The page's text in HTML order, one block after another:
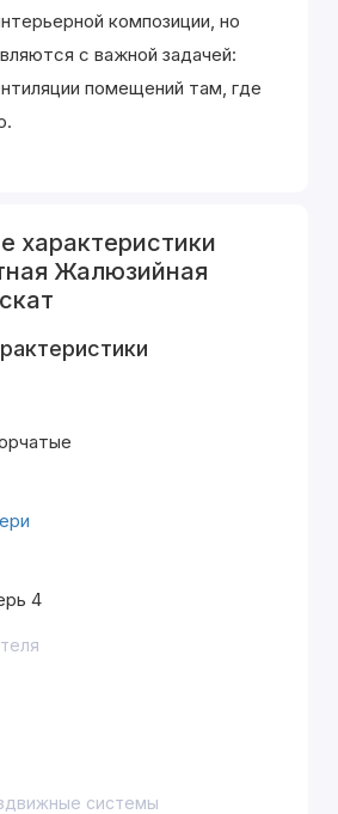
композиции, но
с важной задачей:
помещений там, где
характеристики
Жалюзийная
4
системы